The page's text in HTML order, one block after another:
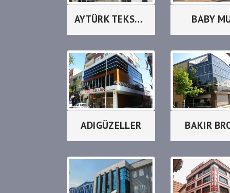
AYTÜRK TEKSTİL BABY
ADIGÜZELLER BAKIR